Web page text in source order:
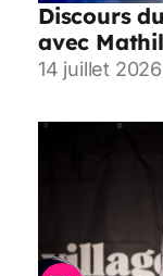
Discours
avec
14 juillet 2026